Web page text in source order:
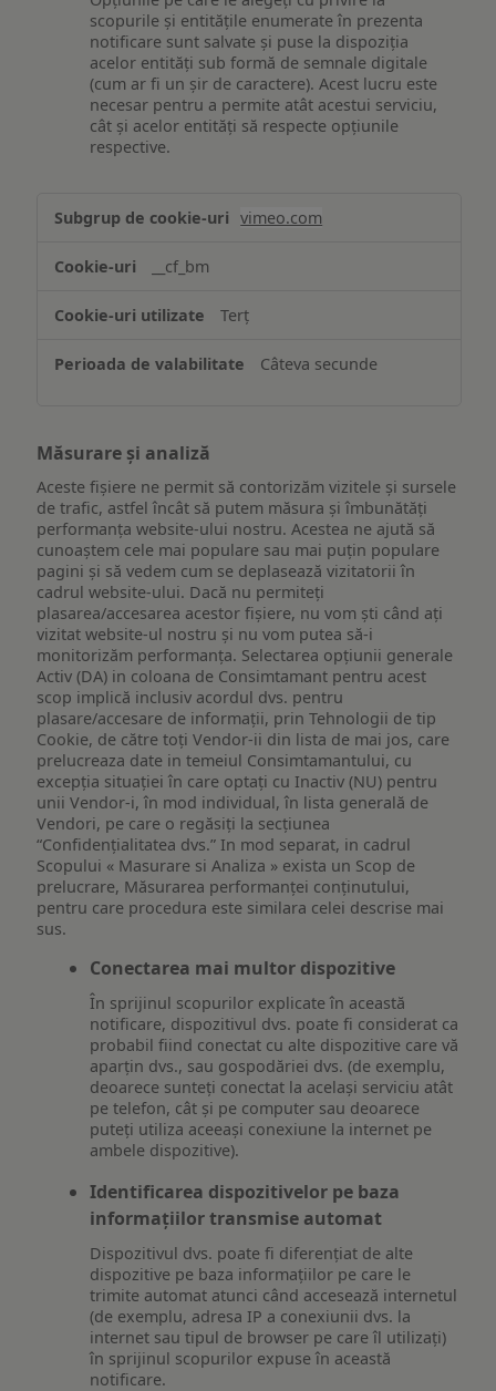
scopurile și entitățile enumerate în prezenta
notificare sunt salvate și puse la dispoziția
acelor entități sub formă de semnale digitale
(cum ar fi un șir de caractere). Acest lucru este
necesar pentru a permite atât acestui serviciu,
cât și acelor entități să respecte opțiunile
respective.
Asigurarea
funcționalităților
website-
ului
vimeo.com
__cf_bm
Terț
Câteva secunde
Măsurare și analiză
Aceste fișiere ne permit să contorizăm vizitele și sursele
de trafic, astfel încât să putem măsura și îmbunătăți
performanța website-ului nostru. Acestea ne ajută să
cunoaștem cele mai populare sau mai puțin populare
pagini și să vedem cum se deplasează vizitatorii în
cadrul website-ului. Dacă nu permiteți
plasarea/accesarea acestor fișiere, nu vom ști când ați
vizitat website-ul nostru și nu vom putea să-i
monitorizăm performanța. Selectarea opțiunii generale
Activ (DA) in coloana de Consimtamant pentru acest
scop implică inclusiv acordul dvs. pentru
plasare/accesare de informații, prin Tehnologii de tip
Cookie, de către toți Vendor-ii din lista de mai jos, care
prelucreaza date in temeiul Consimtamantului, cu
excepția situației în care optați cu Inactiv (NU) pentru
unii Vendor-i, în mod individual, în lista generală de
Vendori, pe care o regăsiți la secțiunea
“Confidențialitatea dvs.” In mod separat, in cadrul
Scopului « Masurare si Analiza » exista un Scop de
prelucrare, Măsurarea performanței conținutului,
pentru care procedura este similara celei descrise mai
sus.
Conectarea mai multor dispozitive
În sprijinul scopurilor explicate în această
notificare, dispozitivul dvs. poate fi considerat ca
probabil fiind conectat cu alte dispozitive care vă
aparțin dvs., sau gospodăriei dvs. (de exemplu,
deoarece sunteți conectat la același serviciu atât
pe telefon, cât și pe computer sau deoarece
puteți utiliza aceeași conexiune la internet pe
ambele dispozitive).
Identificarea dispozitivelor pe baza
informațiilor transmise automat
Dispozitivul dvs. poate fi diferențiat de alte
dispozitive pe baza informațiilor pe care le
trimite automat atunci când accesează internetul
(de exemplu, adresa IP a conexiunii dvs. la
internet sau tipul de browser pe care îl utilizați)
în sprijinul scopurilor expuse în această
notificare.